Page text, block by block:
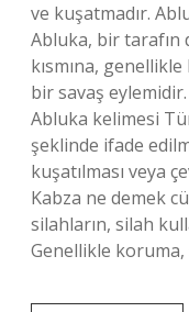
ve kuşatmadır.
Abluka, bir tarafın
kısmına, genellikle
bir savaş
Abluka kelimesi
şeklinde ifade
kuşatılması veya
Kabza ne demek
silahların, silah
Genellikle